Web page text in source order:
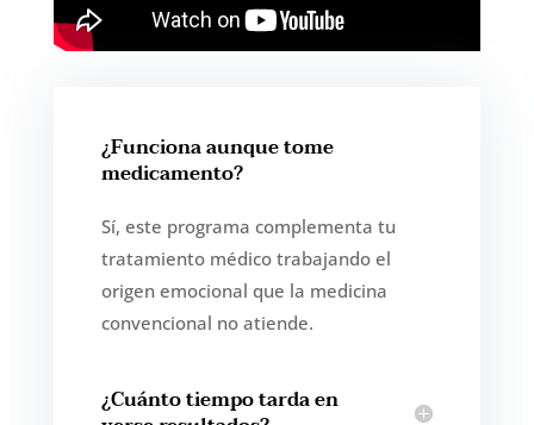
¿Funciona aunque tome
medicamento?
Sí, este programa complementa tu
tratamiento médico trabajando el
origen emocional que la medicina
convencional no atiende.
¿Cuánto tiempo tarda en